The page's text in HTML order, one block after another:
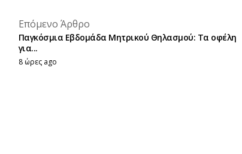
placeholder text
Επόμενο Άρθρο
Παγκόσμια Εβδομάδα Μητρικού Θηλασμού: Τα οφέλη
για...
8 ώρες ago